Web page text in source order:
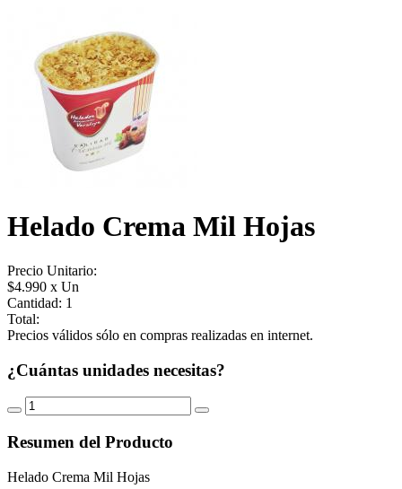
Helado Crema Mil Hojas
Precio Unitario:
$4.990 x Un
Cantidad: 1
Total:
Precios válidos sólo en compras realizadas en internet.
¿Cuántas unidades necesitas?
Resumen del Producto
Helado Crema Mil Hojas